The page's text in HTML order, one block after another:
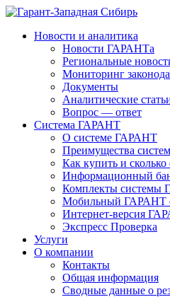
Новости и аналитика
Новости ГАРАНТа
Региональные
Мониторинг
Документы
Аналитические
Вопрос — ответ
Система ГАРАНТ
О системе ГАРАНТ
Преимущества
Как купить и сколько
Информационный
Комплекты системы
Мобильный ГАРАНТ
Интернет-версия
Экспресс Проверка
Услуги
О компании
Контакты
Общая информация
Сводные данные о